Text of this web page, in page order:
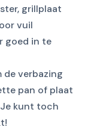
grillplaat
vuil
goed in te
de verbazing
pan of plaat
kunt toch